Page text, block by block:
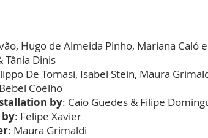
Hugo de Almeida Pinho, Mariana Caló
Tânia Dinis
De Tomasi, Isabel Stein, Maura
Coelho
by: Caio Guedes & Filipe
: Felipe Xavier
: Maura Grimaldi